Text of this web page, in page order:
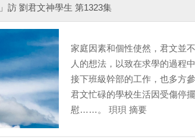
訪 劉君文神學生 第1323集
家庭因素和個性使然，君文並
人的想法，以致在求學的過程
接下班級幹部的工作，也多方
君文忙碌的學校生活因受傷停
慰……。 珼珼 摘要